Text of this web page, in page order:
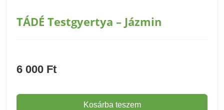
TÁDÉ Testgyertya – Jázmin
6 000 Ft
Kosárba teszem